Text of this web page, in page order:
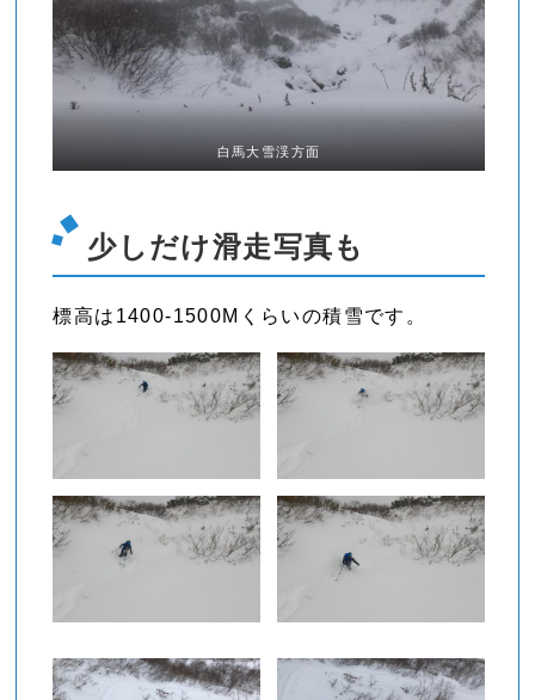
白馬大雪渓方面
少しだけ滑走写真も
標高は1400-1500Mくらいの積雪です。